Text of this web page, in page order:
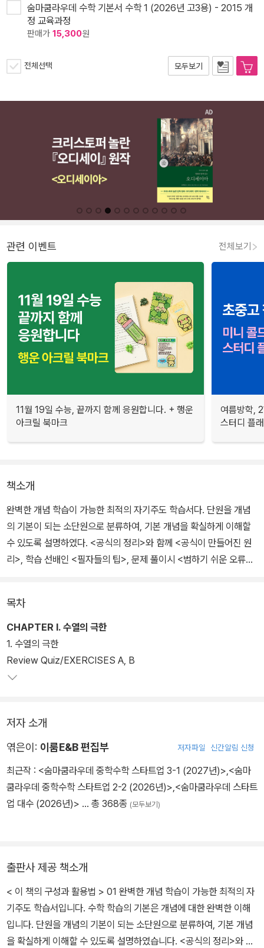
숨마쿰라우데 수학 기본서 수학 1 (2026년 고3용) - 2015 개
정 교육과정
판매가 15,300원
전체선택 모두보기
관련 이벤트 전체보기
11월 19일 수능, 끝까지 함께 응원합니다. + 행운
아크릴 북마크
여름방학,
스터디 플
책소개
완벽한 개념 학습이 가능한 최적의 자기주도 학습서다. 단원을 개념
의 기본이 되는 소단원으로 분류하여, 기본 개념을 확실하게 이해할
수 있도록 설명하였다. <공식의 정리>와 함께 <공식이 만들어진 원
리>, 학습 선배인 <필자들의 팁>, 문제 풀이시 <범하기 쉬운 오류>
목차
CHAPTER Ⅰ. 수열의 극한
1. 수열의 극한
Review Quiz/EXERCISES A, B
저자 소개
엮은이: 이룸E&B 편집부 저자파일 신간알림 신청
최근작 : <숨마쿰라우데 중학수학 스타트업 3-1 (2027년)>,<숨마
쿰라우데 중학수학 스타트업 2-2 (2026년)>,<숨마쿰라우데 스타트
업 대수 (2026년)> … 총 368종 (모두보기)
출판사 제공 책소개
< 이 책의 구성과 활용법 > 01 완벽한 개념 학습이 가능한 최적의 자
기주도 학습서입니다. 수학 학습의 기본은 개념에 대한 완벽한 이해
입니다. 단원을 개념의 기본이 되는 소단원으로 분류하여, 기본 개념
을 확실하게 이해할 수 있도록 설명하였습니다. <공식의 정리>와 함